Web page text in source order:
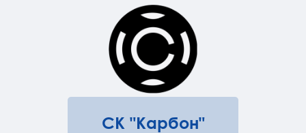
СК "Карбон"